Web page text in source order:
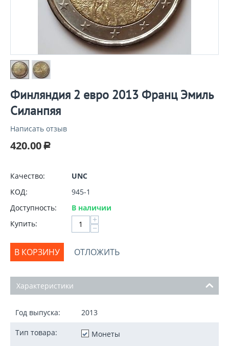
Финляндия 2 евро 2013 Франц Эмиль
Силанпяя
Написать отзыв
420.00 Р
Качество:
UNC
КОД:
945-1
Доступность:
В наличии
Купить:
+
−
В КОРЗИНУ ОТЛОЖИТЬ
Характеристики
Год выпуска: 2013
Тип товара: Монеты